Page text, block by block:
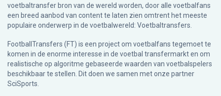
voetbaltransfer bron van de wereld worden, door alle voetbalfans
een breed aanbod van content te laten zien omtrent het meeste
populaire onderwerp in de voetbalwereld: Voetbaltransfers.
FootballTransfers (FT) is een project om voetbalfans tegemoet te
komen in de enorme interesse in de voetbal transfermarkt en om
realistische op algoritme gebaseerde waarden van voetbalspelers
beschikbaar te stellen. Dit doen we samen met onze partner
SciSports